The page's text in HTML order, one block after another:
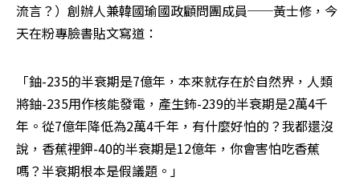
流言？）創辦人兼韓國瑜國政顧問團成員──黃士修，今
天在粉專臉書貼文寫道：
「鈾-235的半衰期是7億年，本來就存在於自然界，人類
將鈾-235用作核能發電，產生鈽-239的半衰期是2萬4千
年。從7億年降低為2萬4千年，有什麼好怕的？我都還沒
說，香蕉裡鉀-40的半衰期是12億年，你會害怕吃香蕉
嗎？半衰期根本是假議題。」